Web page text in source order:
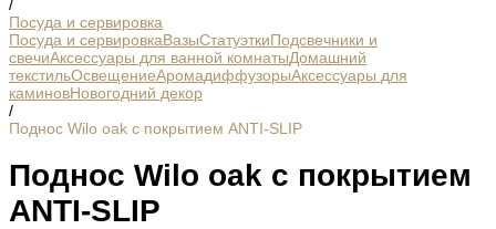
/
Посуда и сервировка
Посуда и сервировкаВазыСтатуэткиПодсвечники и
свечиАксессуары для ванной комнатыДомашний
текстильОсвещениеАромадиффузорыАксессуары для
каминовНовогодний декор
/
Поднос Wilo oak с покрытием ANTI-SLIP
Поднос Wilo oak с покрытием
ANTI-SLIP